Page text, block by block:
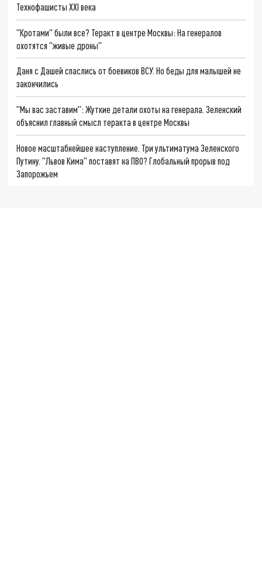
Технофашисты XXI века
"Кротами" были все? Теракт в центре Москвы: На генералов
охотятся "живые дроны"
Даня с Дашей спаслись от боевиков ВСУ. Но беды для малышей не
закончились
"Мы вас заставим": Жуткие детали охоты на генерала. Зеленский
объяснил главный смысл теракта в центре Москвы
Новое масштабнейшее наступление. Три ультиматума Зеленского
Путину. "Львов Кима" поставят на ПВО? Глобальный прорыв под
Запорожьем